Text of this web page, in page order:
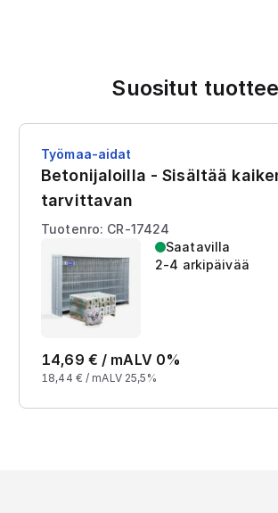
Suositut
Työmaa-aidat
Betonijaloilla - Sisältää
tarvittavan
Tuotenro: CR-17424
Saatavilla
2-4 arkipäivää
14,69 € / mALV 0%
18,44 € / mALV 25,5%